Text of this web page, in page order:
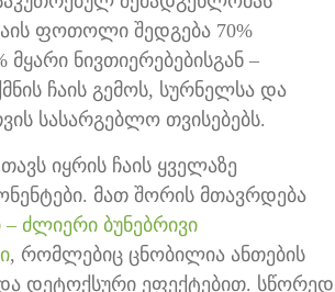
ფოთოლი შედგება 70%
მყარი ნივთიერებებისგან –
ჩაის გემოს, სურნელსა და
სასარგებლო თვისებებს.
იყრის ჩაის ყველაზე
მათ შორის მთავრდება
ძლიერი ბუნებრივი
, რომლებიც ცნობილია ანთების
დეტოქსური ეფექტებით. სწორედ